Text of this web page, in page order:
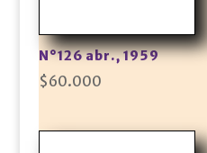
N°126 abr., 1959
$60.000